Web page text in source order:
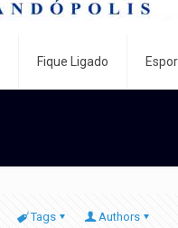
Fique Ligado
Tags Authors